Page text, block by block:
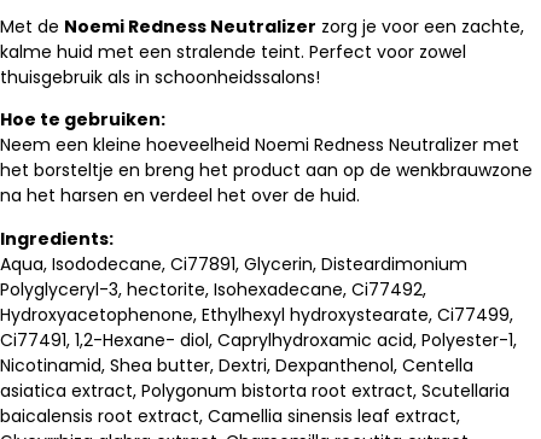
Met de Noemi Redness Neutralizer zorg je voor een zachte,
kalme huid met een stralende teint. Perfect voor zowel
thuisgebruik als in schoonheidssalons!
Hoe te gebruiken:
Neem een kleine hoeveelheid Noemi Redness Neutralizer met
het borsteltje en breng het product aan op de wenkbrauwzone
na het harsen en verdeel het over de huid.
Ingredients:
Aqua, Isododecane, Ci77891, Glycerin, Disteardimonium
Polyglyceryl-3, hectorite, Isohexadecane, Ci77492,
Hydroxyacetophenone, Ethylhexyl hydroxystearate, Ci77499,
Ci77491, 1,2-Hexane- diol, Caprylhydroxamic acid, Polyester-1,
Nicotinamid, Shea butter, Dextri, Dexpanthenol, Centella
asiatica extract, Polygonum bistorta root extract, Scutellaria
baicalensis root extract, Camellia sinensis leaf extract,